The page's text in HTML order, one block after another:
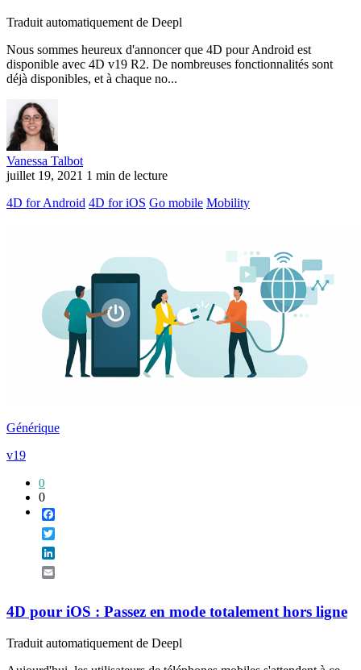
Traduit automatiquement de Deepl
Nous sommes heureux d'annoncer que 4D pour Android est
disponible avec 4D v19 R2. De nombreuses fonctionnalités sont
déjà disponibles, et à chaque no...
Vanessa Talbot
juillet 19, 2021 1 min de lecture
4D for Android 4D for iOS Go mobile Mobility
Générique
v19
0
0
4D pour iOS : Passez en mode totalement hors ligne
Traduit automatiquement de Deepl